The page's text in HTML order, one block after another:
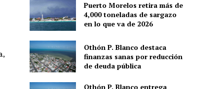
Puerto Morelos retira más de
4,000 toneladas de sargazo
en lo que va de 2026
Othón P. Blanco destaca
finanzas sanas por reducción
de deuda pública
Othón P. Blanco entrega